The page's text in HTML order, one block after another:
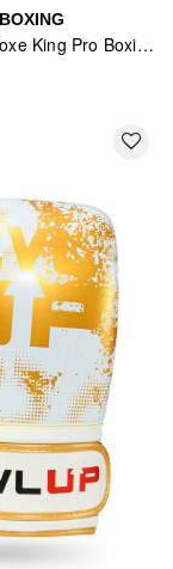
Gants de Boxe King Pro Boxing Thor - Noir/Blanc/Or
favorite_border